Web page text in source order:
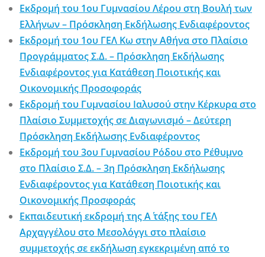
Εκδρομή του 1ου Γυμνασίου Λέρου στη Βουλή των
Ελλήνων – Πρόσκληση Εκδήλωσης Ενδιαφέροντος
Εκδρομή του 1ου ΓΕΛ Κω στην Αθήνα στο Πλαίσιο
Προγράμματος Σ.Δ. – Πρόσκληση Εκδήλωσης
Ενδιαφέροντος για Κατάθεση Ποιοτικής και
Οικονομικής Προσοφοράς
Εκδρομή του Γυμνασίου Ιαλυσού στην Κέρκυρα στο
Πλαίσιο Συμμετοχής σε Διαγωνισμό – Δεύτερη
Πρόσκληση Εκδήλωσης Ενδιαφέροντος
Εκδρομή του 3ου Γυμνασίου Ρόδου στο Ρέθυμνο
στο Πλαίσιο Σ.Δ. – 3η Πρόσκληση Εκδήλωσης
Ενδιαφέροντος για Κατάθεση Ποιοτικής και
Οικονομικής Προσφοράς
Εκπαιδευτική εκδρομή της Α΄ τάξης του ΓΕΛ
Αρχαγγέλου στο Μεσολόγγι στο πλαίσιο
συμμετοχής σε εκδήλωση εγκεκριμένη από το